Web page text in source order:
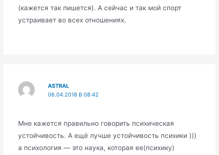
(кажется так пишется). А сейчас и так мой спорт
устраивает во всех отношениях.
ASTRAL
06.04.2018 В 08:42
Мне кажется правильно говорить психическая
устойчивость. А ещё лучше устойчивость психики )))
а психология — это наука, которая ее(психику)